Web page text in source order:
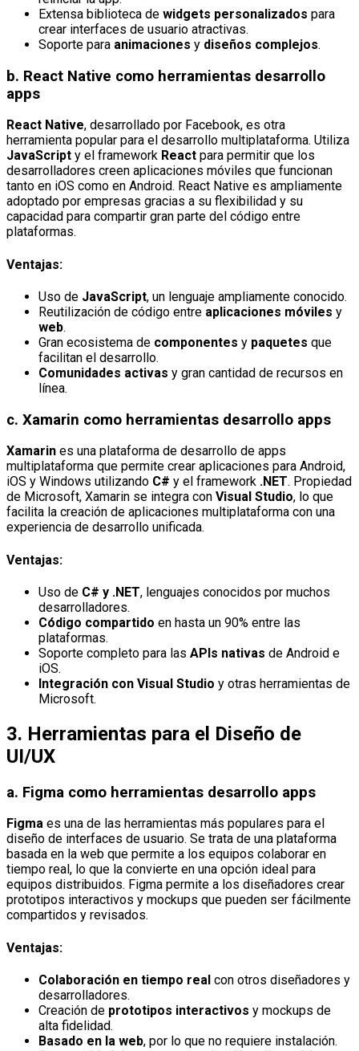
Extensa biblioteca de widgets personalizados para
crear interfaces de usuario atractivas.
Soporte para animaciones y diseños complejos.
b. React Native como herramientas desarrollo
apps
React Native, desarrollado por Facebook, es otra
herramienta popular para el desarrollo multiplataforma. Utiliza
JavaScript y el framework React para permitir que los
desarrolladores creen aplicaciones móviles que funcionan
tanto en iOS como en Android. React Native es ampliamente
adoptado por empresas gracias a su flexibilidad y su
capacidad para compartir gran parte del código entre
plataformas.
Ventajas:
Uso de JavaScript, un lenguaje ampliamente conocido.
Reutilización de código entre aplicaciones móviles y
web.
Gran ecosistema de componentes y paquetes que
facilitan el desarrollo.
Comunidades activas y gran cantidad de recursos en
línea.
c. Xamarin como herramientas desarrollo apps
Xamarin es una plataforma de desarrollo de apps
multiplataforma que permite crear aplicaciones para Android,
iOS y Windows utilizando C# y el framework .NET. Propiedad
de Microsoft, Xamarin se integra con Visual Studio, lo que
facilita la creación de aplicaciones multiplataforma con una
experiencia de desarrollo unificada.
Ventajas:
Uso de C# y .NET, lenguajes conocidos por muchos
desarrolladores.
Código compartido en hasta un 90% entre las
plataformas.
Soporte completo para las APIs nativas de Android e
iOS.
Integración con Visual Studio y otras herramientas de
Microsoft.
3. Herramientas para el Diseño de
UI/UX
a. Figma como herramientas desarrollo apps
Figma es una de las herramientas más populares para el
diseño de interfaces de usuario. Se trata de una plataforma
basada en la web que permite a los equipos colaborar en
tiempo real, lo que la convierte en una opción ideal para
equipos distribuidos. Figma permite a los diseñadores crear
prototipos interactivos y mockups que pueden ser fácilmente
compartidos y revisados.
Ventajas:
Colaboración en tiempo real con otros diseñadores y
desarrolladores.
Creación de prototipos interactivos y mockups de
alta fidelidad.
Basado en la web, por lo que no requiere instalación.